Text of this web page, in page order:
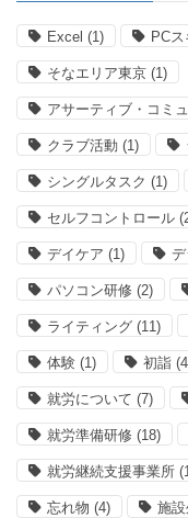
Excel (1) PC
そなエリア東京 (1)
アサーティブ・コミ
クラブ活動 (1)
シングルタスク (1)
セルフコントロール
デイケア (1)
パソコン研修 (2)
ライティング (11)
体験 (1) 初詣
就労について (7)
就労準備研修 (18)
就労継続支援事業所
忘れ物 (4) 施